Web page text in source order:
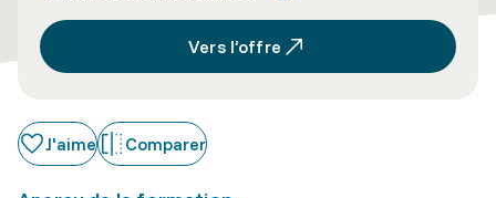
Vers l’offre
J'aime Comparer